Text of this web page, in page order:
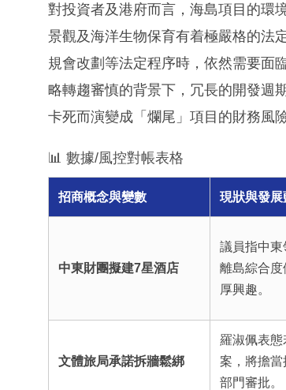
對投資者及港府而言，海島項目的環
景觀及海洋生物保育有着極嚴格的法
規會改劃等法定程序時，依然需要面
略轉趨審慎的背景下，冗長的開發週
卡死而演變成「爛尾」項目的財務風險
📊 數據/風控對帳表格
招商概念與變數 現狀與發展
中東財團擬建7星酒店
議員指中
離島綜合度
厚興趣。
文體旅局承諾拆牆鬆綁
羅淑佩表
案，將擔當
部門審批。